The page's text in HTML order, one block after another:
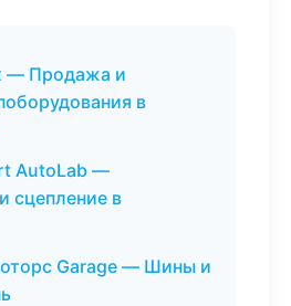
— Продажа и
в
AutoLab —
сцепление в
Garage — Шины и